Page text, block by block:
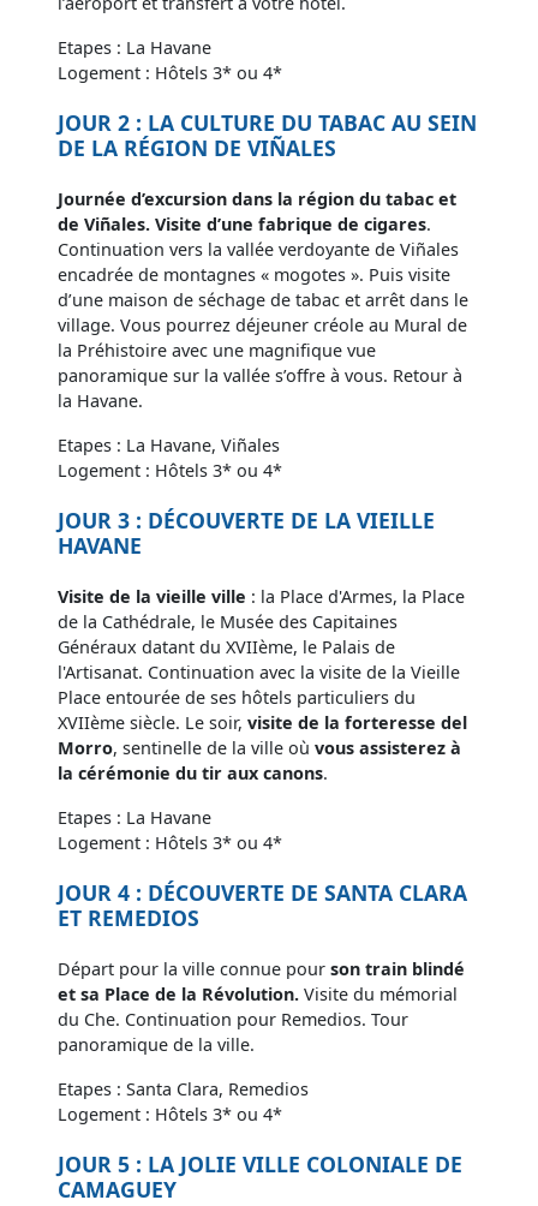
Etapes : La Havane
Logement : Hôtels 3* ou 4*
JOUR 2 : LA CULTURE DU TABAC AU SEIN
DE LA RÉGION DE VIÑALES
Journée d’excursion dans la région du tabac et
de Viñales. Visite d’une fabrique de cigares.
Continuation vers la vallée verdoyante de Viñales
encadrée de montagnes « mogotes ». Puis visite
d’une maison de séchage de tabac et arrêt dans le
village. Vous pourrez déjeuner créole au Mural de
la Préhistoire avec une magnifique vue
panoramique sur la vallée s’offre à vous. Retour à
la Havane.
Etapes : La Havane, Viñales
Logement : Hôtels 3* ou 4*
JOUR 3 : DÉCOUVERTE DE LA VIEILLE
HAVANE
Visite de la vieille ville : la Place d'Armes, la Place
de la Cathédrale, le Musée des Capitaines
Généraux datant du XVIIème, le Palais de
l'Artisanat. Continuation avec la visite de la Vieille
Place entourée de ses hôtels particuliers du
XVIIème siècle. Le soir, visite de la forteresse del
Morro, sentinelle de la ville où vous assisterez à
la cérémonie du tir aux canons.
Etapes : La Havane
Logement : Hôtels 3* ou 4*
JOUR 4 : DÉCOUVERTE DE SANTA CLARA
ET REMEDIOS
Départ pour la ville connue pour son train blindé
et sa Place de la Révolution. Visite du mémorial
du Che. Continuation pour Remedios. Tour
panoramique de la ville.
Etapes : Santa Clara, Remedios
Logement : Hôtels 3* ou 4*
JOUR 5 : LA JOLIE VILLE COLONIALE DE
CAMAGUEY